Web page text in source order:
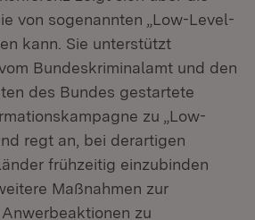
von sogenannten „Low-Level-
kann. Sie unterstützt
Bundeskriminalamt und den
des Bundes gestartete
zu „Low-
regt an, bei derartigen
frühzeitig einzubinden
Maßnahmen zur
zu